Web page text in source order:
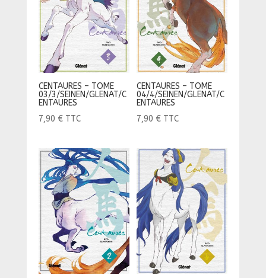
CENTAURES – TOME
03/3/SEINEN/GLENAT/C
ENTAURES
7,90 € TTC
CENTAURES – TOME
04/4/SEINEN/GLENAT/C
ENTAURES
7,90 € TTC